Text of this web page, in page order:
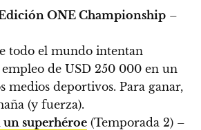
ONE Championship –
todo el mundo intentan
de USD 250 000 en un
medios deportivos. Para ganar,
(y fuerza).
superhéroe (Temporada 2) –